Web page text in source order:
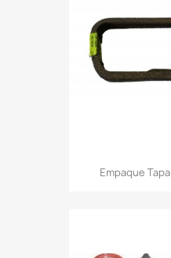
Empaque